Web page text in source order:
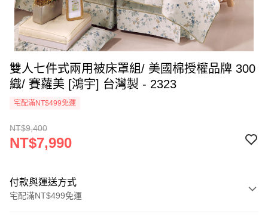
雙人七件式兩用被床罩組/ 美國棉授權品牌 300
織/ 賽蘿美 [鴻宇] 台灣製 - 2323
宅配滿NT$499免運
NT$9,400
NT$7,990
付款與運送方式
宅配滿NT$499免運